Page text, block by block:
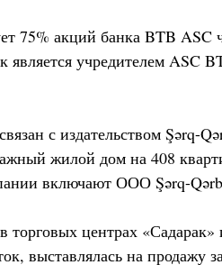
75% акций банка BTB ASC
является учредителем ASC
с издательством Şərq-
жилой дом на 408
включают ООО Şərq-
центрах
выставлялась на